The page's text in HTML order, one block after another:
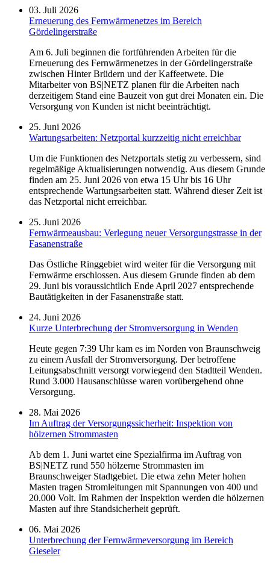
03. Juli 2026
Erneuerung des Fernwärmenetzes im Bereich
Gördelingerstraße
Am 6. Juli beginnen die fortführenden Arbeiten für die
Erneuerung des Fernwärmenetzes in der Gördelingerstraße
zwischen Hinter Brüdern und der Kaffeetwete. Die
Mitarbeiter von BS|NETZ planen für die Arbeiten nach
derzeitigem Stand eine Bauzeit von gut drei Monaten ein. Die
Versorgung von Kunden ist nicht beeinträchtigt.
25. Juni 2026
Wartungsarbeiten: Netzportal kurzzeitig nicht erreichbar
Um die Funktionen des Netzportals stetig zu verbessern, sind
regelmäßige Aktualisierungen notwendig. Aus diesem Grunde
finden am 25. Juni 2026 von etwa 15 Uhr bis 16 Uhr
entsprechende Wartungsarbeiten statt. Während dieser Zeit ist
das Netzportal nicht erreichbar.
25. Juni 2026
Fernwärmeausbau: Verlegung neuer Versorgungstrasse in der
Fasanenstraße
Das Östliche Ringgebiet wird weiter für die Versorgung mit
Fernwärme erschlossen. Aus diesem Grunde finden ab dem
29. Juni bis voraussichtlich Ende April 2027 entsprechende
Bautätigkeiten in der Fasanenstraße statt.
24. Juni 2026
Kurze Unterbrechung der Stromversorgung in Wenden
Heute gegen 7:39 Uhr kam es im Norden von Braunschweig
zu einem Ausfall der Stromversorgung. Der betroffene
Leitungsabschnitt versorgt vorwiegend den Stadtteil Wenden.
Rund 3.000 Hausanschlüsse waren vorübergehend ohne
Versorgung.
28. Mai 2026
Im Auftrag der Versorgungssicherheit: Inspektion von
hölzernen Strommasten
Ab dem 1. Juni wartet eine Spezialfirma im Auftrag von
BS|NETZ rund 550 hölzerne Strommasten im
Braunschweiger Stadtgebiet. Die etwa zehn Meter hohen
Masten tragen Stromleitungen mit Spannungen von 400 und
20.000 Volt. Im Rahmen der Inspektion werden die hölzernen
Masten auf ihre Standsicherheit geprüft.
06. Mai 2026
Unterbrechung der Fernwärmeversorgung im Bereich
Gieseler